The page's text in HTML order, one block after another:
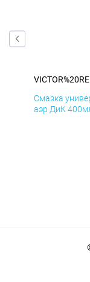
Смазка
аэр ДиК